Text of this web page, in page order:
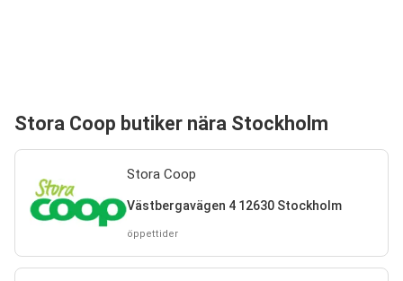
Stora Coop butiker nära Stockholm
Stora Coop
Västbergavägen 4 12630 Stockholm
öppettider